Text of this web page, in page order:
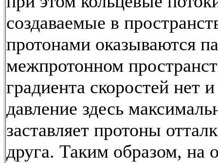
создаваемые в
протонами оказываются
межпротонном
градиента скоростей нет
давление здесь
заставляет протоны
друга. Таким образом, на